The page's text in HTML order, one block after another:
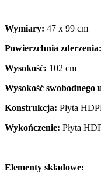
Wymiary: 47 x 99 cm
Powierzchnia zderzenia:
Wysokość: 102 cm
Wysokość swobodnego
Konstrukcja: Płyta
Wykończenie: Płyta
Elementy składowe: